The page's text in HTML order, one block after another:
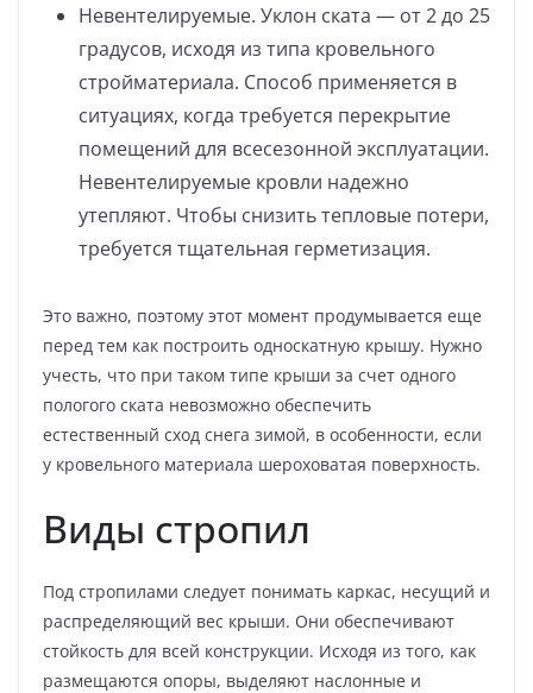
Невентелируемые. Уклон ската — от 2 до 25
градусов, исходя из типа кровельного
стройматериала. Способ применяется в
ситуациях, когда требуется перекрытие
помещений для всесезонной эксплуатации.
Невентелируемые кровли надежно
утепляют. Чтобы снизить тепловые потери,
требуется тщательная герметизация.
Это важно, поэтому этот момент продумывается еще
перед тем как построить односкатную крышу. Нужно
учесть, что при таком типе крыши за счет одного
пологого ската невозможно обеспечить
естественный сход снега зимой, в особенности, если
у кровельного материала шероховатая поверхность.
Виды стропил
Под стропилами следует понимать каркас, несущий и
распределяющий вес крыши. Они обеспечивают
стойкость для всей конструкции. Исходя из того, как
размещаются опоры, выделяют наслонные и